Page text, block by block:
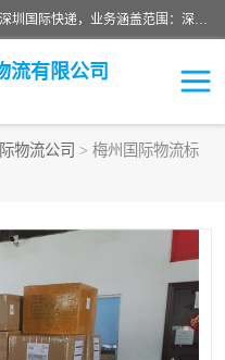
深圳市鑫飞速国际物流有限公司是一家从事深圳国际快递，业务涵盖范围：深圳DHL国际快递、深圳国际快递公司、深圳国际物流公司、深圳国际快递、深圳DHL国际快递电话可拨打全国服务热线：15019287411。欢迎各位亲来人来电到我司洽谈合作。
流有限公司
物流公司 > 梅州国际物流标
巴西快递
伊朗快递
深圳国际快递公司